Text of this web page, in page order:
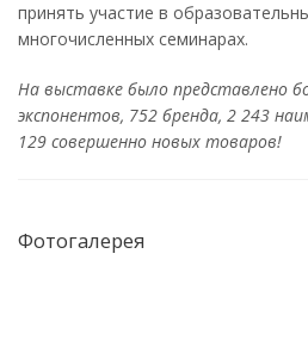
принять участие в
многочисленных семинарах.
На выставке было представлено
экспонентов, 752 бренда, 2 243
129 совершенно новых товаров!
Фотогалерея